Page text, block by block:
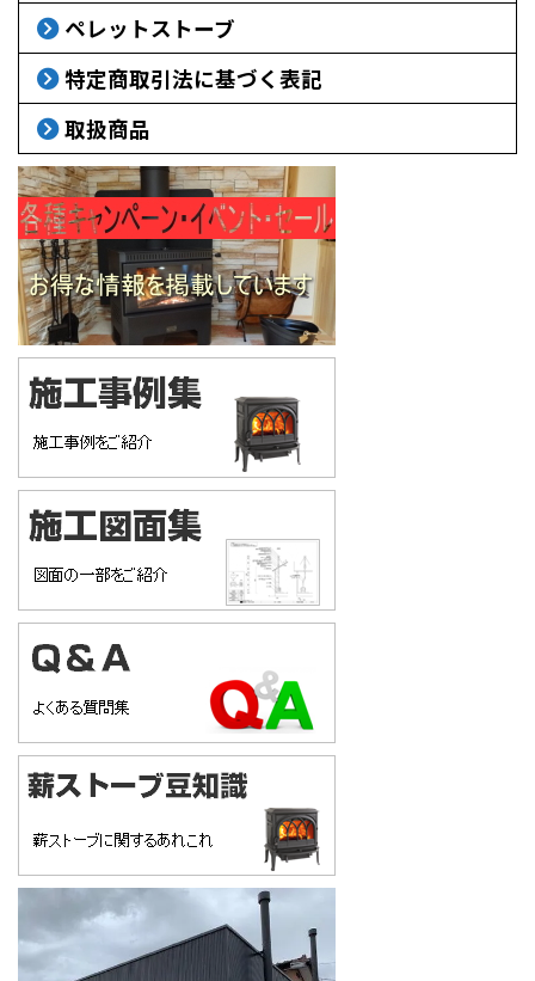
ペレットストーブ
特定商取引法に基づく表記
取扱商品